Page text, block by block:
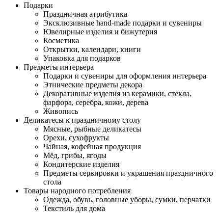
Подарки
Праздничная атрибутика
Эксклюзивные hand-made подарки и сувениры
Ювелирные изделия и бижутерия
Косметика
Открытки, календари, книги
Упаковка для подарков
Предметы интерьера
Подарки и сувениры для оформления интерьера
Этнические предметы декора
Декоративные изделия из керамики, стекла,
фарфора, серебра, кожи, дерева
Живопись
Деликатесы к праздничному столу
Мясные, рыбные деликатесы
Орехи, сухофрукты
Чайная, кофейная продукция
Мёд, грибы, ягоды
Кондитерские изделия
Предметы сервировки и украшения праздничного
стола
Товары народного потребления
Одежда, обувь, головные уборы, сумки, перчатки
Текстиль для дома